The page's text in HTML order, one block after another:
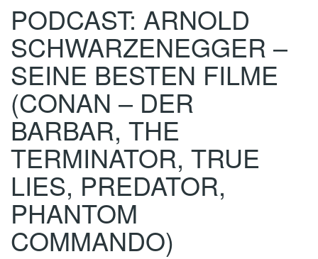
PODCAST: ARNOLD
SCHWARZENEGGER –
SEINE BESTEN FILME
(CONAN – DER
BARBAR, THE
TERMINATOR, TRUE
LIES, PREDATOR,
PHANTOM
COMMANDO)